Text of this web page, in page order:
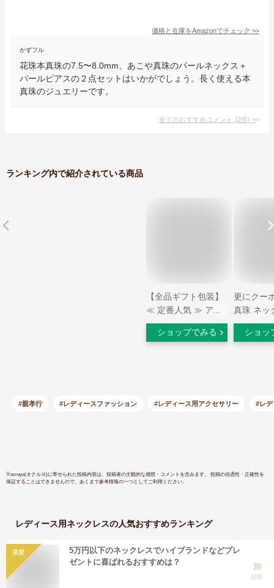
価格と在庫をAmazonでチェック >>
かずフル
花珠本真珠の7.5〜8.0mm、あこや真珠のパールネックス＋
パールピアスの２点セットはいかがでしょう。長く使える本
真珠のジュエリーです。
全てのおすすめコメント (2件) >
ランキング内で紹介されている商品
【全品ギフト包装】
≪ 定番人気 ≫ アコ
ヤ真珠ネックレスセ
ット （イヤリング/
不可］
ショップでみる
更にクー
真珠 ネッ
ール 真珠
ックレス
真珠ネッ
結婚式
ショッ
#親孝行 #レディースファッション #レディース用アクセサリー #レ
※ocruyo(オクルヨ)に寄せられた投稿内容は、投稿者の主観的な感想・コメントを含みます。 投稿の信憑性・正確性を
保証することはできませんので、あくまで参考情報の一つとしてご利用ください。
レディース用ネックレスの人気おすすめランキング
決定
5万円以下のネックレスでハイブランドなどプレ
ゼントに喜ばれるおすすめは？
39
回答